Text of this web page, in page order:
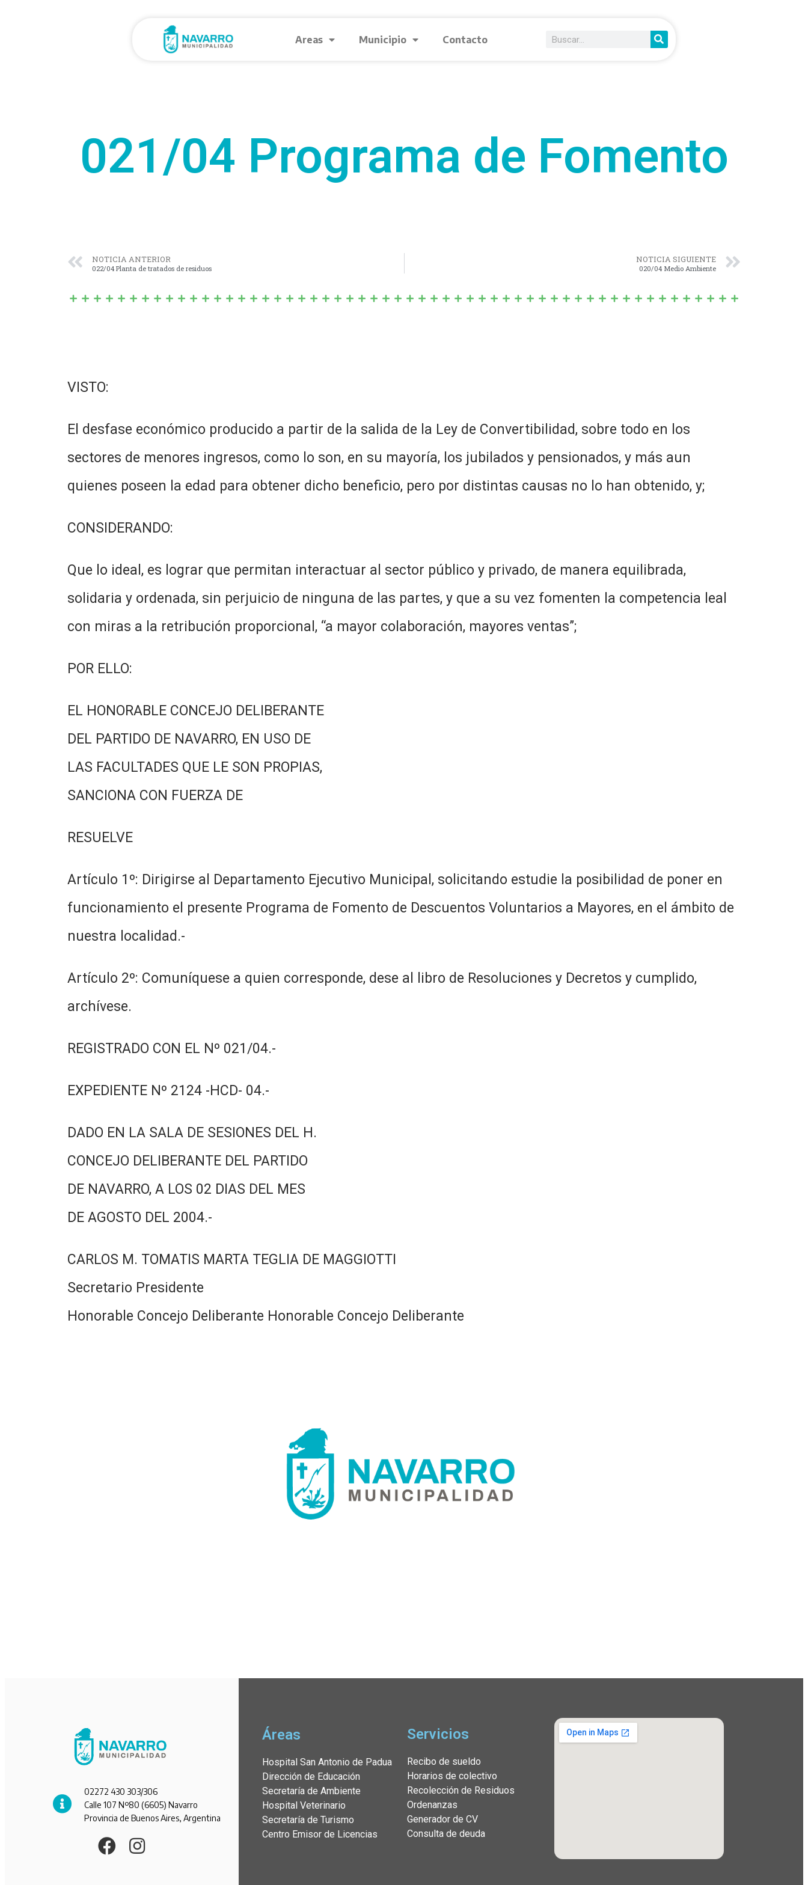
Areas Municipio Contacto
021/04 Programa de Fomento
NOTICIA ANTERIOR
022/04 Planta de tratados de residuos
NOTICIA SIGUIENTE
020/04 Medio Ambiente
VISTO:
El desfase económico producido a partir de la salida de la Ley de Convertibilidad, sobre todo en los
sectores de menores ingresos, como lo son, en su mayoría, los jubilados y pensionados, y más aun
quienes poseen la edad para obtener dicho beneficio, pero por distintas causas no lo han obtenido, y;
CONSIDERANDO:
Que lo ideal, es lograr que permitan interactuar al sector público y privado, de manera equilibrada,
solidaria y ordenada, sin perjuicio de ninguna de las partes, y que a su vez fomenten la competencia leal
con miras a la retribución proporcional, “a mayor colaboración, mayores ventas”;
POR ELLO:
EL HONORABLE CONCEJO DELIBERANTE
DEL PARTIDO DE NAVARRO, EN USO DE
LAS FACULTADES QUE LE SON PROPIAS,
SANCIONA CON FUERZA DE
RESUELVE
Artículo 1º: Dirigirse al Departamento Ejecutivo Municipal, solicitando estudie la posibilidad de poner en
funcionamiento el presente Programa de Fomento de Descuentos Voluntarios a Mayores, en el ámbito de
nuestra localidad.-
Artículo 2º: Comuníquese a quien corresponde, dese al libro de Resoluciones y Decretos y cumplido,
archívese.
REGISTRADO CON EL Nº 021/04.-
EXPEDIENTE Nº 2124 -HCD- 04.-
DADO EN LA SALA DE SESIONES DEL H.
CONCEJO DELIBERANTE DEL PARTIDO
DE NAVARRO, A LOS 02 DIAS DEL MES
DE AGOSTO DEL 2004.-
CARLOS M. TOMATIS MARTA TEGLIA DE MAGGIOTTI
Secretario Presidente
Honorable Concejo Deliberante Honorable Concejo Deliberante
02272 430 303/306
Calle 107 Nº80 (6605) Navarro
Provincia de Buenos Aires, Argentina
Áreas
Hospital San Antonio de Padua
Dirección de Educación
Secretaría de Ambiente
Hospital Veterinario
Secretaría de Turismo
Centro Emisor de Licencias
Servicios
Recibo de sueldo
Horarios de colectivo
Recolección de Residuos
Ordenanzas
Generador de CV
Consulta de deuda